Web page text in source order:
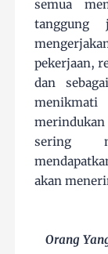
semua
tanggung
pekerjaan,
dan
sering
akan
Orang